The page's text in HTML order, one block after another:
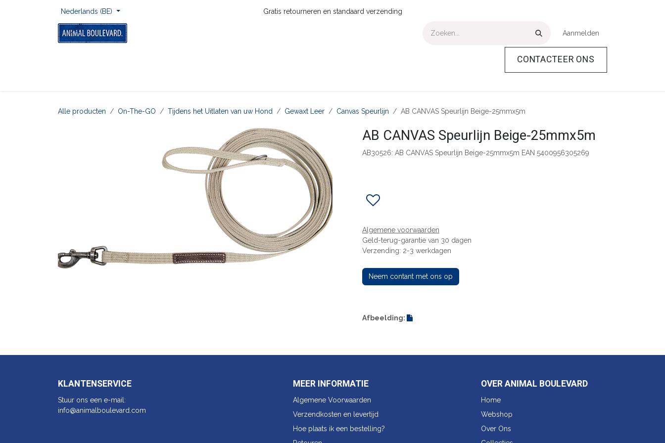
Nederlands (BE)
Gratis retourneren en standaard verzending
Aanmelden
CONTACTEER ONS
Alle producten On-The-GO Tijdens het Uitlaten van uw Hond Gewaxt Leer Canvas Speurlijn AB CANVAS Speurlijn Beige-25mmx5m
AB CANVAS Speurlijn Beige-25mmx5m
AB30526: AB CANVAS Speurlijn Beige-25mmx5m EAN 5400956305269
Algemene voorwaarden
Geld-terug-garantie van 30 dagen
Verzending: 2-3 werkdagen
Neem contant met ons op
Afbeelding:
KLANTENSERVICE
Stuur ons een e-mail:
info@animalbo​ulevard.com
MEER INFORMATIE
Algemene Voorwaarden
Verzendkosten en levertijd
Hoe plaats ik een bestelling?
OVER ANIMAL BOULEVARD
Home
Webshop
Over Ons